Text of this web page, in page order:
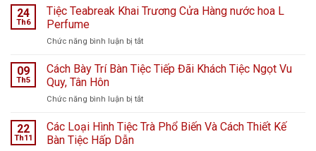
ngọt
viện
Hà
ngày
bão
24
Th6
Tiệc Teabreak Khai Trương Cửa Hàng nước hoa L
Perfume
Chức năng bình luận bị tắtở
Teabreak
Khai
Cửa
nước
09
Th5
Cách Bày Trí Bàn Tiệc Tiếp Đãi Khách Tiệc Ngọt Vu
Quy, Tân Hôn
Chức năng bình luận bị tắtở
Bày
22
Th11
Các Loại Hình Tiệc Trà Phổ Biến Và Cách Thiết Kế
Bàn Tiệc Hấp Dẫn